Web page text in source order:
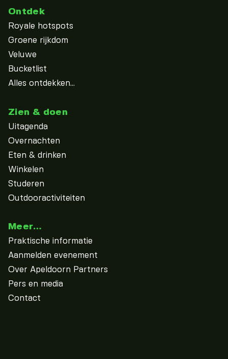
Ontdek
Royale hotspots
Groene rijkdom
Veluwe
Bucketlist
Alles ontdekken...
Zien & doen
Uitagenda
Overnachten
Eten & drinken
Winkelen
Studeren
Outdooractiviteiten
Meer…
Praktische informatie
Aanmelden evenement
Over Apeldoorn Partners
Pers en media
Contact